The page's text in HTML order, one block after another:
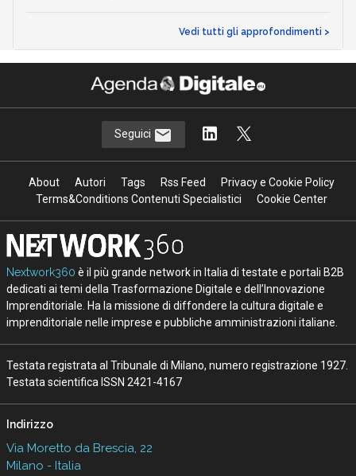
Vedi tutti gli approfondimenti >
Seguici
About Autori Tags Rss Feed
Privacy e Cookie Policy
Terms&Conditions Contenuti Specialistici
Cookie Center
Nextwork360 è il più grande network in Italia di testate e portali B2B
dedicati ai temi della Trasformazione Digitale e dell’Innovazione
Imprenditoriale. Ha la missione di diffondere la cultura digitale e
imprenditoriale nelle imprese e pubbliche amministrazioni italiane.
Testata registrata al Tribunale di Milano, numero registrazione 1927.
Testata scientifica ISSN 2421-4167
Indirizzo
Via Moretto da Brescia, 22
Milano - Italia